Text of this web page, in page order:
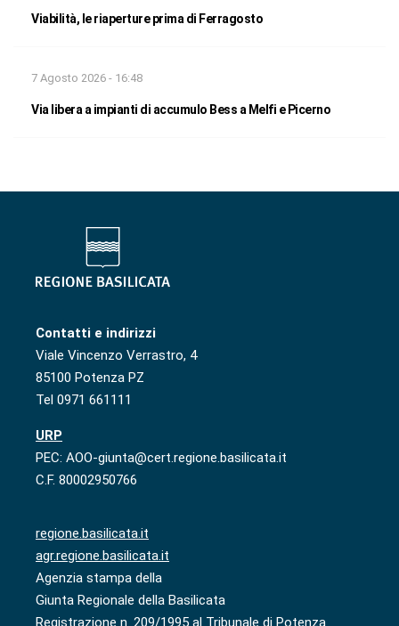
Viabilità, le riaperture prima di Ferragosto
7 Agosto 2026 - 16:48
Via libera a impianti di accumulo Bess a Melfi e Picerno
Contatti e indirizzi
Viale Vincenzo Verrastro, 4
85100 Potenza PZ
Tel 0971 661111
URP
PEC: AOO-giunta@cert.regione.basilicata.it
C.F. 80002950766
regione.basilicata.it
agr.regione.basilicata.it
Agenzia stampa della
Giunta Regionale della Basilicata
Registrazione n. 209/1995 al Tribunale di Potenza